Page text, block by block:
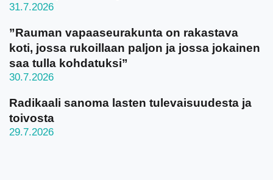
31.7.2026
”Rauman vapaaseurakunta on rakastava
koti, jossa rukoillaan paljon ja jossa jokainen
saa tulla kohdatuksi”
30.7.2026
Radikaali sanoma lasten tulevaisuudesta ja
toivosta
29.7.2026